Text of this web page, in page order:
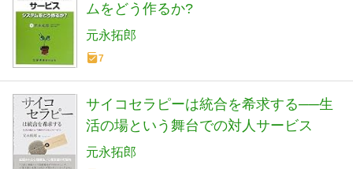
ムをどう作るか?
元永拓郎
7
サイコセラピーは統合を希求する──生
活の場という舞台での対人サービス
元永拓郎